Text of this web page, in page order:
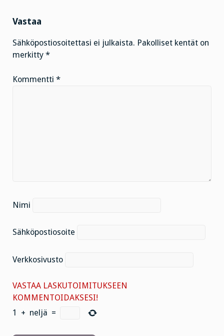
Vastaa
Sähköpostiosoitettasi ei julkaista. Pakolliset kentät on
merkitty *
Kommentti *
Nimi
Sähköpostiosoite
Verkkosivusto
VASTAA LASKUTOIMITUKSEEN
KOMMENTOIDAKSESI!
1
+ neljä =